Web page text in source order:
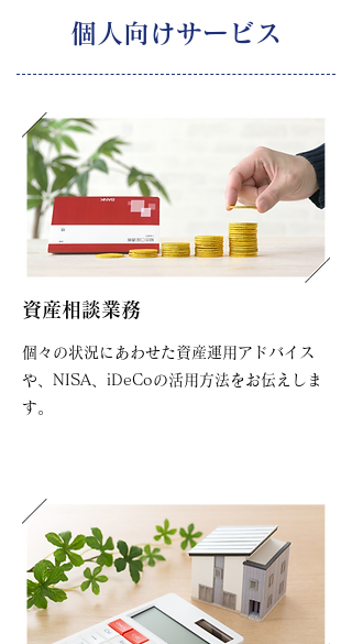
個人向けサービス
資産相談業務
個々の状況にあわせた資産運用アドバイス
や、NISA、iDeCoの活用方法をお伝えしま
す。